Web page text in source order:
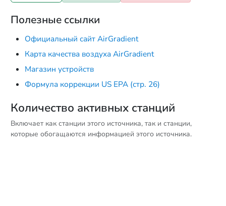
Полезные ссылки
Официальный сайт AirGradient
Карта качества воздуха AirGradient
Магазин устройств
Формула коррекции US EPA (стр. 26)
Количество активных станций
Включает как станции этого источника, так и станции,
которые обогащаются информацией этого источника.